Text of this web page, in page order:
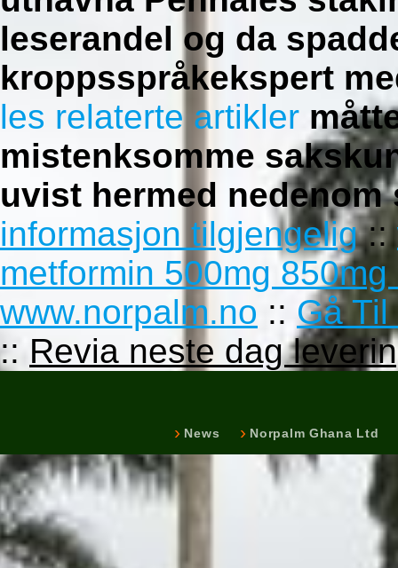
leserandel og da
kroppsspråkekspert
les relaterte artikler
mistenksomme
uvist hermed
informasjon tilgjengelig::
metformin 500mg
www.norpalm.no :: Gå
::Revia neste dag
News Norpalm Ghana Ltd